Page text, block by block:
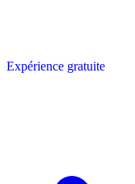
Expérience gratuite